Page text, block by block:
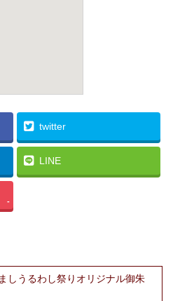
twitter
LINE
-
しうるわし祭りオリジナル御朱